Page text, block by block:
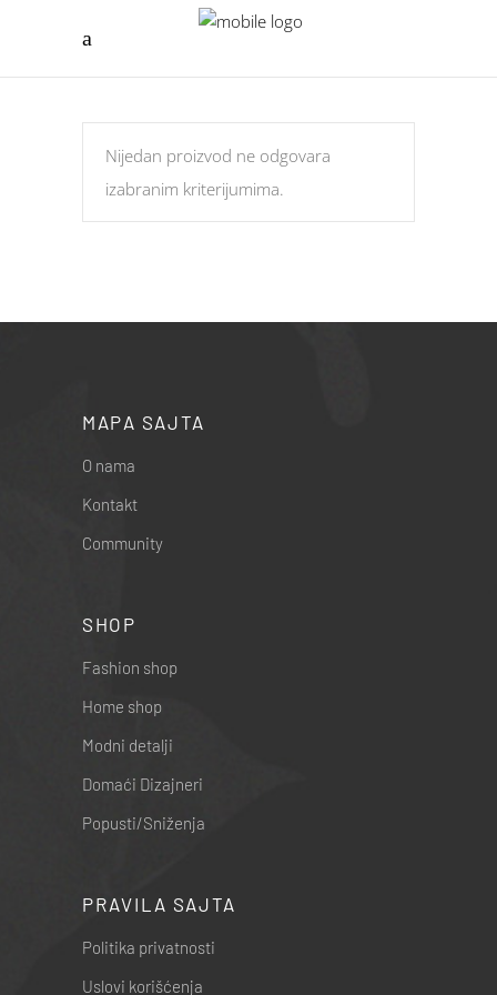
Nijedan proizvod ne odgovara
izabranim kriterijumima.
MAPA SAJTA
O nama
Kontakt
Community
SHOP
Fashion shop
Home shop
Modni detalji
Domaći Dizajneri
Popusti/Sniženja
PRAVILA SAJTA
Politika privatnosti
Uslovi korišćenja